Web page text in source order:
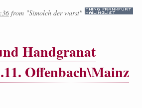
from "Simolch der warst"
Handgranat
Offenbach\Mainz